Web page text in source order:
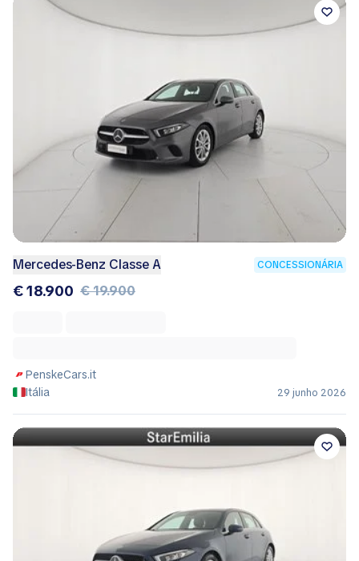
Mercedes-Benz Classe A CONCESSIONÁRIA
€ 18.900 € 19.900
PenskeCars.it
Itália
29 junho 2026